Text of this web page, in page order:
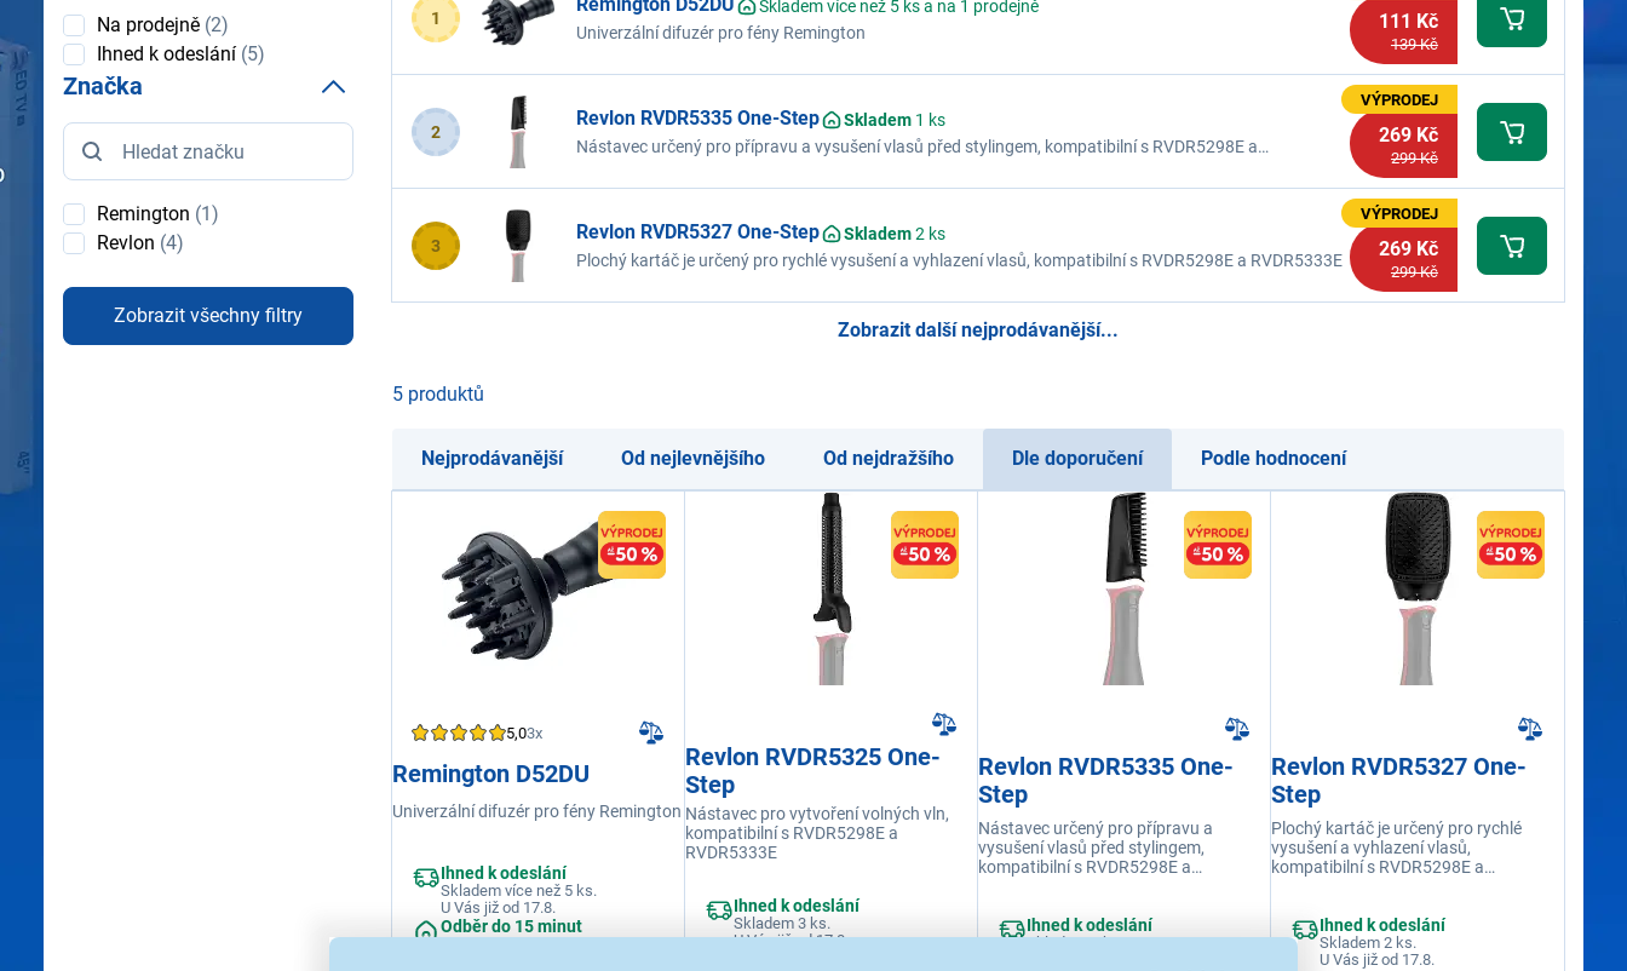
1
Skladem více než 5 ks a na 1 prodejně
Univerzální difuzér pro fény Remington
111 Kč
139 Kč
2
Revlon RVDR5335 One-Step Skladem 1 ks
Nástavec určený pro přípravu a vysušení vlasů před stylingem, kompatibilní s RVDR5298E a
VÝPRODEJ
269 Kč
299 Kč
3
Revlon RVDR5327 One-Step Skladem2 ks
Plochý kartáč je určený pro rychlé vysušení a vyhlazení vlasů, kompatibilní s RVDR5298E a RVDR5333E
VÝPRODEJ
269 Kč
299 Kč
Zobrazit další nejprodávanější...
Dostupnost
Na prodejně (2)
Ihned k odeslání (5)
Značka
Značka
Remington (1)
Revlon (4)
Zobrazit všechny filtry
5 produktů
Nejprodávanější Od nejlevnějšího Od nejdražšího Dle doporučení Podle hodnocení
5,03x
Remington D52DU
Univerzální difuzér pro fény Remington
Ihned k odeslání
Skladem více než 5 ks.
U Vás již od 17.8.
Odběr do 15 minut
Revlon RVDR5325 One-
Step
Nástavec pro vytvoření volných vln,
kompatibilní s RVDR5298E a
RVDR5333E
Ihned k odeslání
Skladem 3 ks.
U Vás již od 17.8.
Revlon RVDR5335 One-
Step
Nástavec určený pro přípravu a
vysušení vlasů před stylingem,
kompatibilní s RVDR5298E a
Ihned k odeslání
Skladem 1 ks.
Revlon RVDR5327 One-
Step
Plochý kartáč je určený pro rychlé
vysušení a vyhlazení vlasů,
kompatibilní s RVDR5298E a
Ihned k odeslání
Skladem 2 ks.
U Vás již od 17.8.